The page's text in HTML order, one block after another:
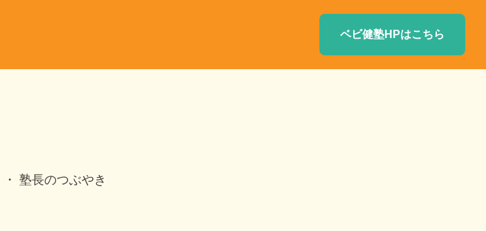
ベビ健塾HPはこちら
塾長のつぶやき